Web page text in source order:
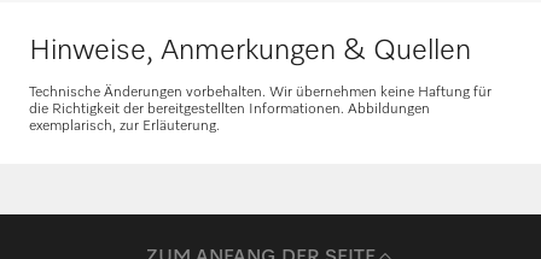
Benötigen Sie Ersatzteile für Ihre
Produkte? Melden Sie sich gerne bei uns!
Hinweise, Anmerkungen & Quellen
Technische Änderungen vorbehalten. Wir übernehmen keine Haftung für
die Richtigkeit der bereitgestellten Informationen. Abbildungen
exemplarisch, zur Erläuterung.